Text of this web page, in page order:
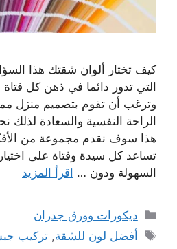
كيف تختار ألوان شقتك هذا
التي تدور دائما في ذهن كل
وترغب أن تقوم بتصميم منزل
الراحة النفسية والسعادة لذلك
هذا سوف نقدم مجموعة من
تساعد كل سيدة وفتاة على
السهولة ودون … اقرأ المزيد
التصنيفات
ديكورات وورق جدران
الوسوم
أفضل لون للشقة,تركيب